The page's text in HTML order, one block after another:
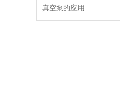
真空泵的应用